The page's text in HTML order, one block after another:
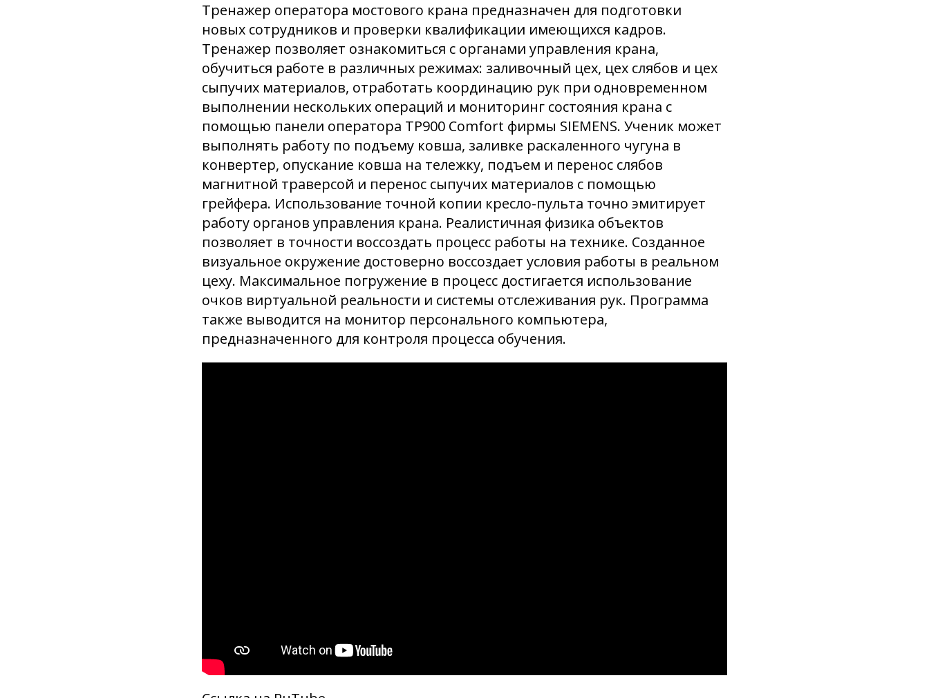
Тренажер оператора мостового крана предназначен для подготовки
новых сотрудников и проверки квалификации имеющихся кадров.
Тренажер позволяет ознакомиться с органами управления крана,
обучиться работе в различных режимах: заливочный цех, цех слябов и цех
сыпучих материалов, отработать координацию рук при одновременном
выполнении нескольких операций и мониторинг состояния крана с
помощью панели оператора TP900 Comfort фирмы SIEMENS. Ученик может
выполнять работу по подъему ковша, заливке раскаленного чугуна в
конвертер, опускание ковша на тележку, подъем и перенос слябов
магнитной траверсой и перенос сыпучих материалов с помощью
грейфера. Использование точной копии кресло-пульта точно эмитирует
работу органов управления крана. Реалистичная физика объектов
позволяет в точности воссоздать процесс работы на технике. Созданное
визуальное окружение достоверно воссоздает условия работы в реальном
цеху. Максимальное погружение в процесс достигается использование
очков виртуальной реальности и системы отслеживания рук. Программа
также выводится на монитор персонального компьютера,
предназначенного для контроля процесса обучения.